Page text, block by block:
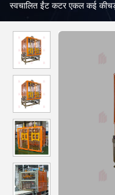
स्वचालित ईंट कटर एकल कई